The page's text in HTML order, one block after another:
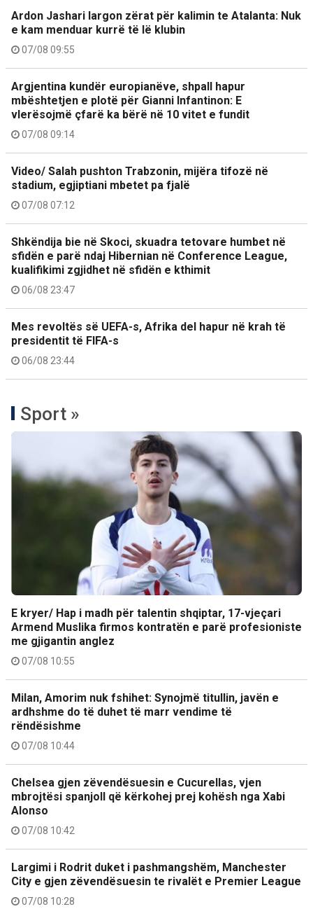
Ardon Jashari largon zërat për kalimin te Atalanta: Nuk
e kam menduar kurrë të lë klubin
07/08 09:55
Argjentina kundër europianëve, shpall hapur
mbështetjen e plotë për Gianni Infantinon: E
vlerësojmë çfarë ka bërë në 10 vitet e fundit
07/08 09:14
Video/ Salah pushton Trabzonin, mijëra tifozë në
stadium, egjiptiani mbetet pa fjalë
07/08 07:12
Shkëndija bie në Skoci, skuadra tetovare humbet në
sfidën e parë ndaj Hibernian në Conference League,
kualifikimi zgjidhet në sfidën e kthimit
06/08 23:47
Mes revoltës së UEFA-s, Afrika del hapur në krah të
presidentit të FIFA-s
06/08 23:44
Sport »
E kryer/ Hap i madh për talentin shqiptar, 17-vjeçari
Armend Muslika firmos kontratën e parë profesioniste
me gjigantin anglez
07/08 10:55
Milan, Amorim nuk fshihet: Synojmë titullin, javën e
ardhshme do të duhet të marr vendime të
rëndësishme
07/08 10:44
Chelsea gjen zëvendësuesin e Cucurellas, vjen
mbrojtësi spanjoll që kërkohej prej kohësh nga Xabi
Alonso
07/08 10:42
Largimi i Rodrit duket i pashmangshëm, Manchester
City e gjen zëvendësuesin te rivalët e Premier League
07/08 10:28